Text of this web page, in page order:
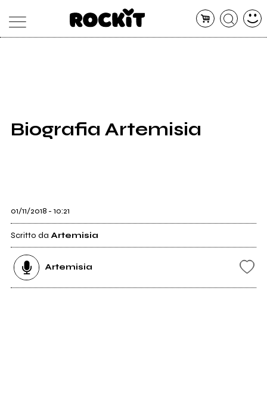
SHOP
RADIO
Biografia Artemisia
01/11/2018 - 10:21
Scritto da Artemisia
Artemisia